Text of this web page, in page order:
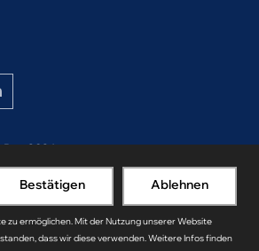
2026
Ablehnen
Bestätigen
zu ermöglichen. Mit der Nutzung unserer Website
dass wir diese verwenden. Weitere Infos finden